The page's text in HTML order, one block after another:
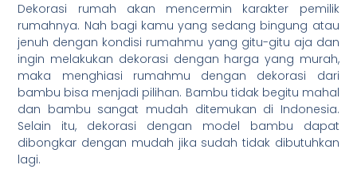
Dekorasi rumah akan mencermin karakter pemilik
rumahnya. Nah bagi kamu yang sedang bingung atau
jenuh dengan kondisi rumahmu yang gitu-gitu aja dan
ingin melakukan dekorasi dengan harga yang murah,
maka menghiasi rumahmu dengan dekorasi dari
bambu bisa menjadi pilihan. Bambu tidak begitu mahal
dan bambu sangat mudah ditemukan di Indonesia.
Selain itu, dekorasi dengan model bambu dapat
dibongkar dengan mudah jika sudah tidak dibutuhkan
lagi.